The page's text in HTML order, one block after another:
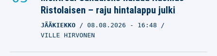
Ristolaisen – raju hintalappu julki
JÄÄKIEKKO 08.08.2026 - 16:48
VILLE HIRVONEN